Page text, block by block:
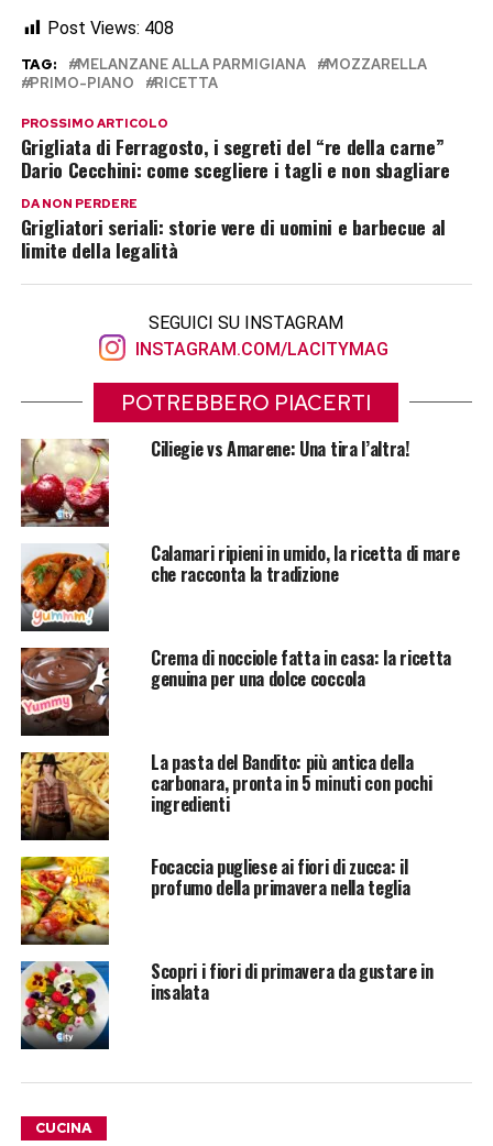
Post Views: 408
TAG: MELANZANE ALLA PARMIGIANA
MOZZARELLA
PRIMO-PIANO
RICETTA
PROSSIMO ARTICOLO
Grigliata di Ferragosto, i segreti del “re della carne”
Dario Cecchini: come scegliere i tagli e non sbagliare
DA NON PERDERE
Grigliatori seriali: storie vere di uomini e barbecue al
limite della legalità
SEGUICI SU INSTAGRAM
INSTAGRAM.COM/LACITYMAG
POTREBBERO PIACERTI
Ciliegie vs Amarene: Una tira l’altra!
Calamari ripieni in umido, la ricetta di mare
che racconta la tradizione
Crema di nocciole fatta in casa: la ricetta
genuina per una dolce coccola
La pasta del Bandito: più antica della
carbonara, pronta in 5 minuti con pochi
ingredienti
Focaccia pugliese ai fiori di zucca: il
profumo della primavera nella teglia
Scopri i fiori di primavera da gustare in
insalata
CUCINA